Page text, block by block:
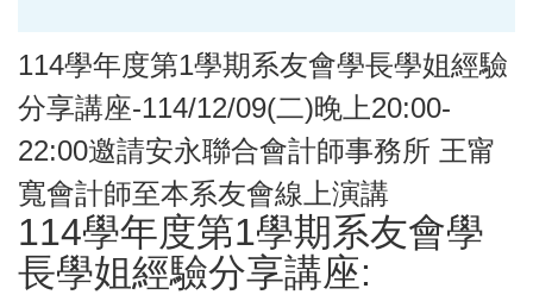
114學年度第1學期系友會學長學姐經驗
分享講座-114/12/09(二)晚上20:00-
22:00邀請安永聯合會計師事務所 王甯
寬會計師至本系友會線上演講
114學年度第1學期系友會學
長學姐經驗分享講座: